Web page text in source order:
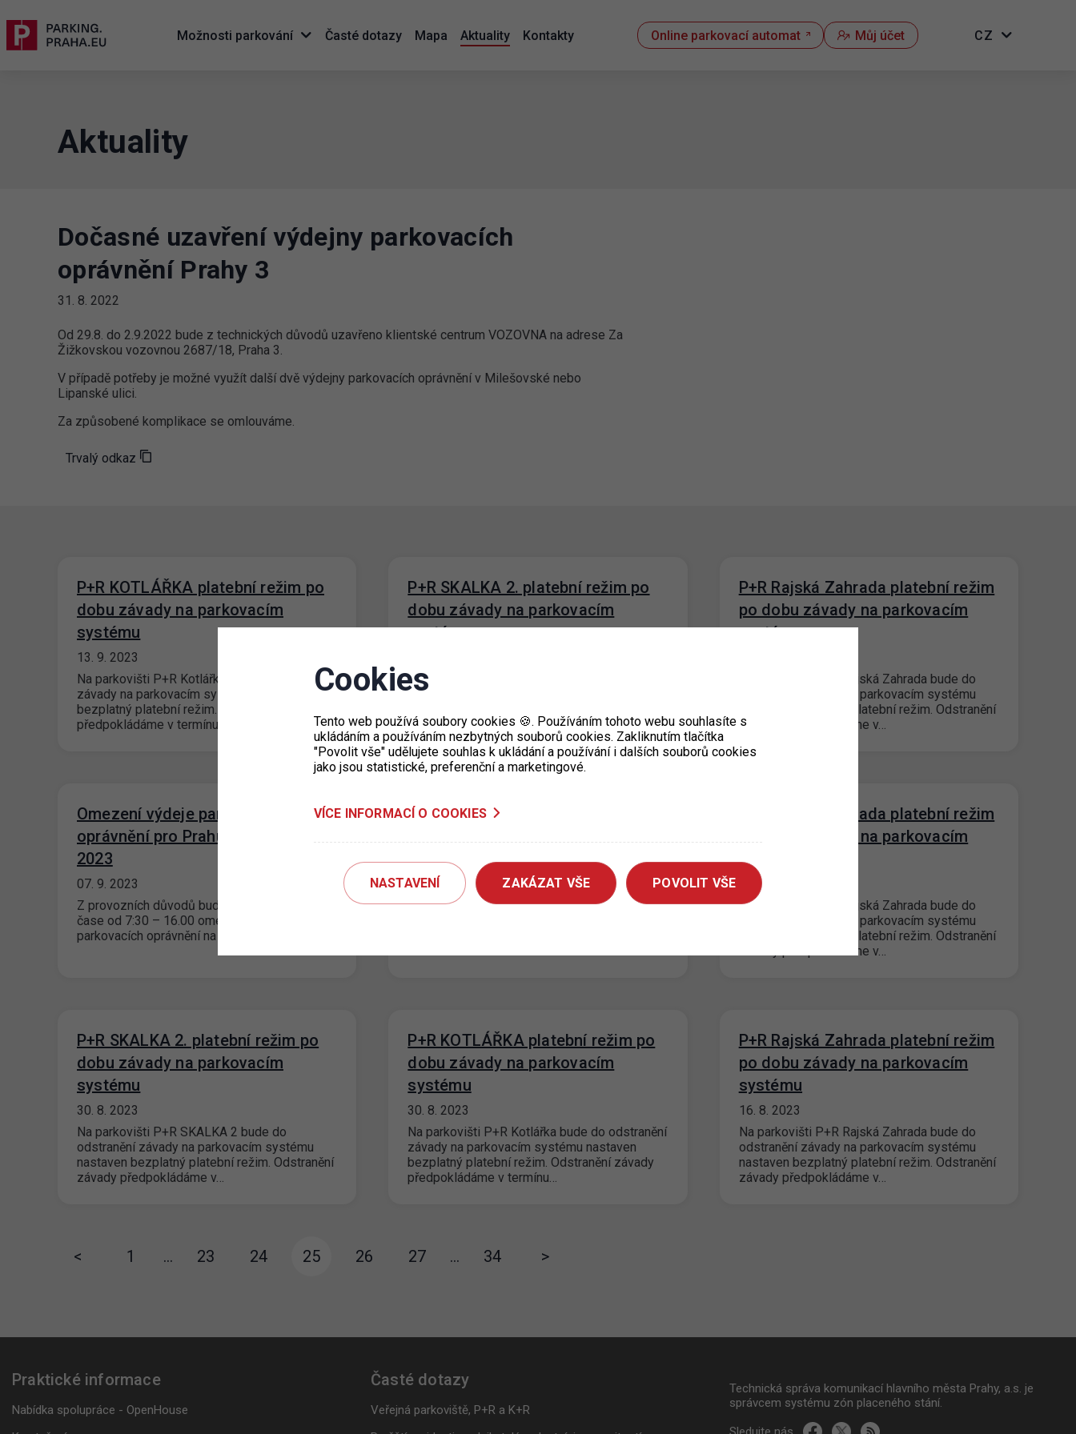
Možnosti parkování Časté dotazy Mapa Aktuality Kontakty Online parkovací automat Můj účet CZ
Aktuality
Dočasné uzavření výdejny parkovacích
oprávnění Prahy 3
31. 8. 2022
Od 29.8. do 2.9.2022 bude z technických důvodů uzavřeno klientské centrum VOZOVNA na adrese Za
Žižkovskou vozovnou 2687/18, Praha 3.
V případě potřeby je možné využít další dvě výdejny parkovacích oprávnění v Milešovské nebo
Lipanské ulici.
Za způsobené komplikace se omlouváme.
Trvalý odkaz
P+R KOTLÁŘKA platební režim po
dobu závady na parkovacím
systému
13. 9. 2023
Na parkovišti P+R Kotlářka bude do odstranění
závady na parkovacím systému nastaven
bezplatný platební režim. Odstranění závady
předpokládáme v termínu…
P+R SKALKA 2. platební režim po
dobu závady na parkovacím
systému
Na parkovišti P+R SKALKA 2 bude do
odstranění závady na parkovacím systému
závady předpokládáme v…
P+R Rajská Zahrada platební režim
po dobu závady na parkovacím
systému
Na parkovišti P+R Rajská Zahrada bude do
odstranění závady na parkovacím systému
nastaven bezplatný platební režim. Odstranění
závady předpokládáme v…
Omezení výdeje parkovacích
oprávnění pro Prahu 7 dne 19. 9.
2023
07. 9. 2023
Z provozních důvodů bude dne 19. 9. 2023 v
čase od 7:30 – 16.00 omezen výdej
parkovacích oprávnění na pracovišti…
Nové ceny za krátkodobé stání v
platností od 1. 9. 2023
31. 8. 2023
Na základě rozhodnutí Městské části Praha 6
P+R Rajská Zahrada platební režim
po dobu závady na parkovacím
systému
30. 8. 2023
Na parkovišti P+R Rajská Zahrada bude do
odstranění závady na parkovacím systému
nastaven bezplatný platební režim. Odstranění
závady předpokládáme v…
P+R SKALKA 2. platební režim po
dobu závady na parkovacím
systému
30. 8. 2023
Na parkovišti P+R SKALKA 2 bude do
odstranění závady na parkovacím systému
nastaven bezplatný platební režim. Odstranění
závady předpokládáme v…
P+R KOTLÁŘKA platební režim po
dobu závady na parkovacím
systému
30. 8. 2023
Na parkovišti P+R Kotlářka bude do odstranění
závady na parkovacím systému nastaven
bezplatný platební režim. Odstranění závady
předpokládáme v termínu…
P+R Rajská Zahrada platební režim
po dobu závady na parkovacím
systému
16. 8. 2023
Na parkovišti P+R Rajská Zahrada bude do
odstranění závady na parkovacím systému
nastaven bezplatný platební režim. Odstranění
závady předpokládáme v…
< 1 … 23 24 25 26 27 … 34 >
Praktické informace
Nabídka spolupráce - OpenHouse
Časté dotazy
Veřejná parkoviště, P+R a K+R
Technická správa komunikací hlavního města Prahy, a.s. je
správcem systému zón placeného stání.
Cookies
Tento web používá soubory cookies 🍪. Používáním tohoto webu souhlasíte s
ukládáním a používáním nezbytných souborů cookies. Zakliknutím tlačítka
"Povolit vše" udělujete souhlas k ukládání a používání i dalších souborů cookies
jako jsou statistické, preferenční a marketingové.
VÍCE INFORMACÍ O COOKIES
NASTAVENÍ ZAKÁZAT VŠE POVOLIT VŠE